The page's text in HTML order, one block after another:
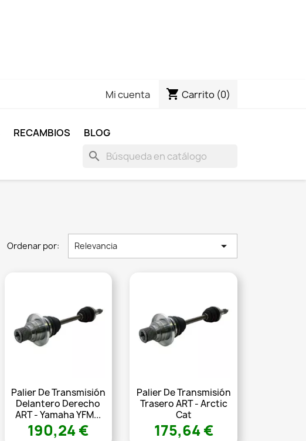
Mi cuenta shopping_cart Carrito (0)
RECAMBIOS BLOG
search
Ordenar por: Relevancia 
Palier De Transmisión
Delantero Derecho
ART - Yamaha YFM...
190,24 €
Palier De Transmisión
Trasero ART - Arctic
Cat
175,64 €